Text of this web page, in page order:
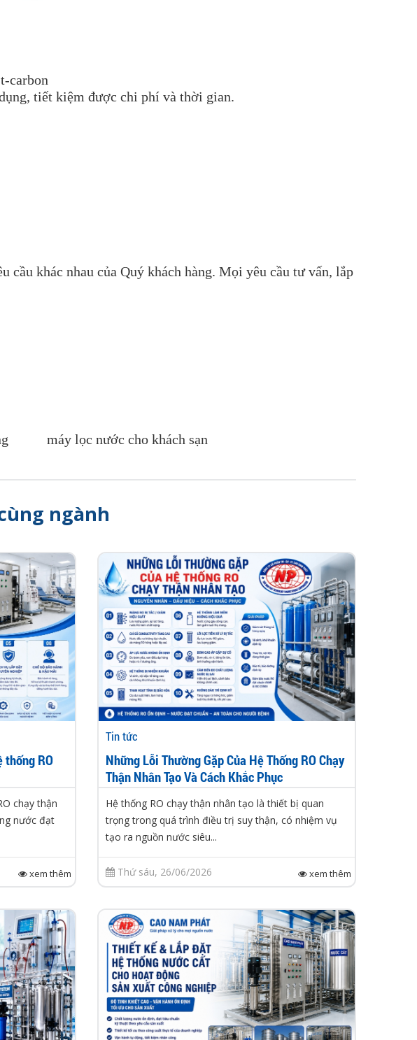
carbon
tiết kiệm được chi phí và thời gian.
cầu khác nhau của Quý khách hàng. Mọi yêu cầu tư vấn, lắp
máy lọc nước cho khách sạn
ngành
RO
chạy thận
nước đạt
xem thêm
Tin tức
Những Lỗi Thường Gặp Của Hệ Thống RO Chạy
Thận Nhân Tạo Và Cách Khắc Phục
Hệ thống RO chạy thận nhân tạo là thiết bị quan
trọng trong quá trình điều trị suy thận, có nhiệm vụ
tạo ra nguồn nước siêu...
Thứ sáu, 26/06/2026 xem thêm